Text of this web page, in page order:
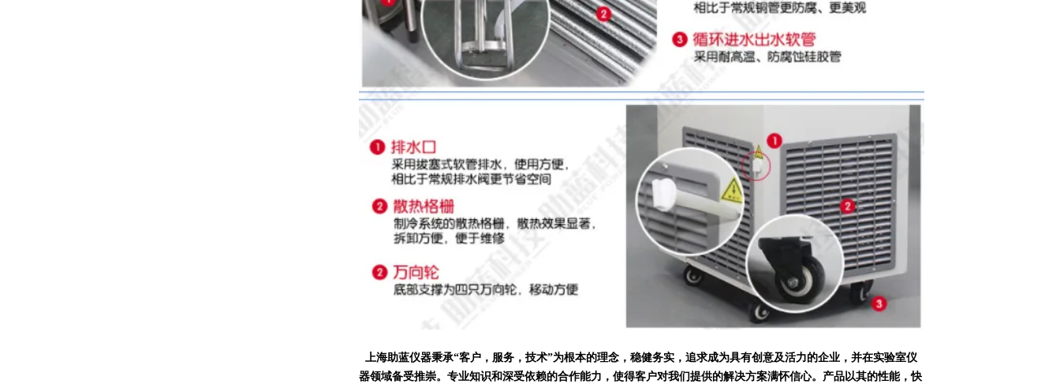
上海助蓝仪器秉承“客户，服务，技术”为根本的理念，稳健务实，追求成为具有创意及活力的企业，并在实验室仪
器领域备受推崇。 专业知识和深受依赖的合作能力，使得客户对我们提供的解决方案满怀信心。 产品以其的性能，快